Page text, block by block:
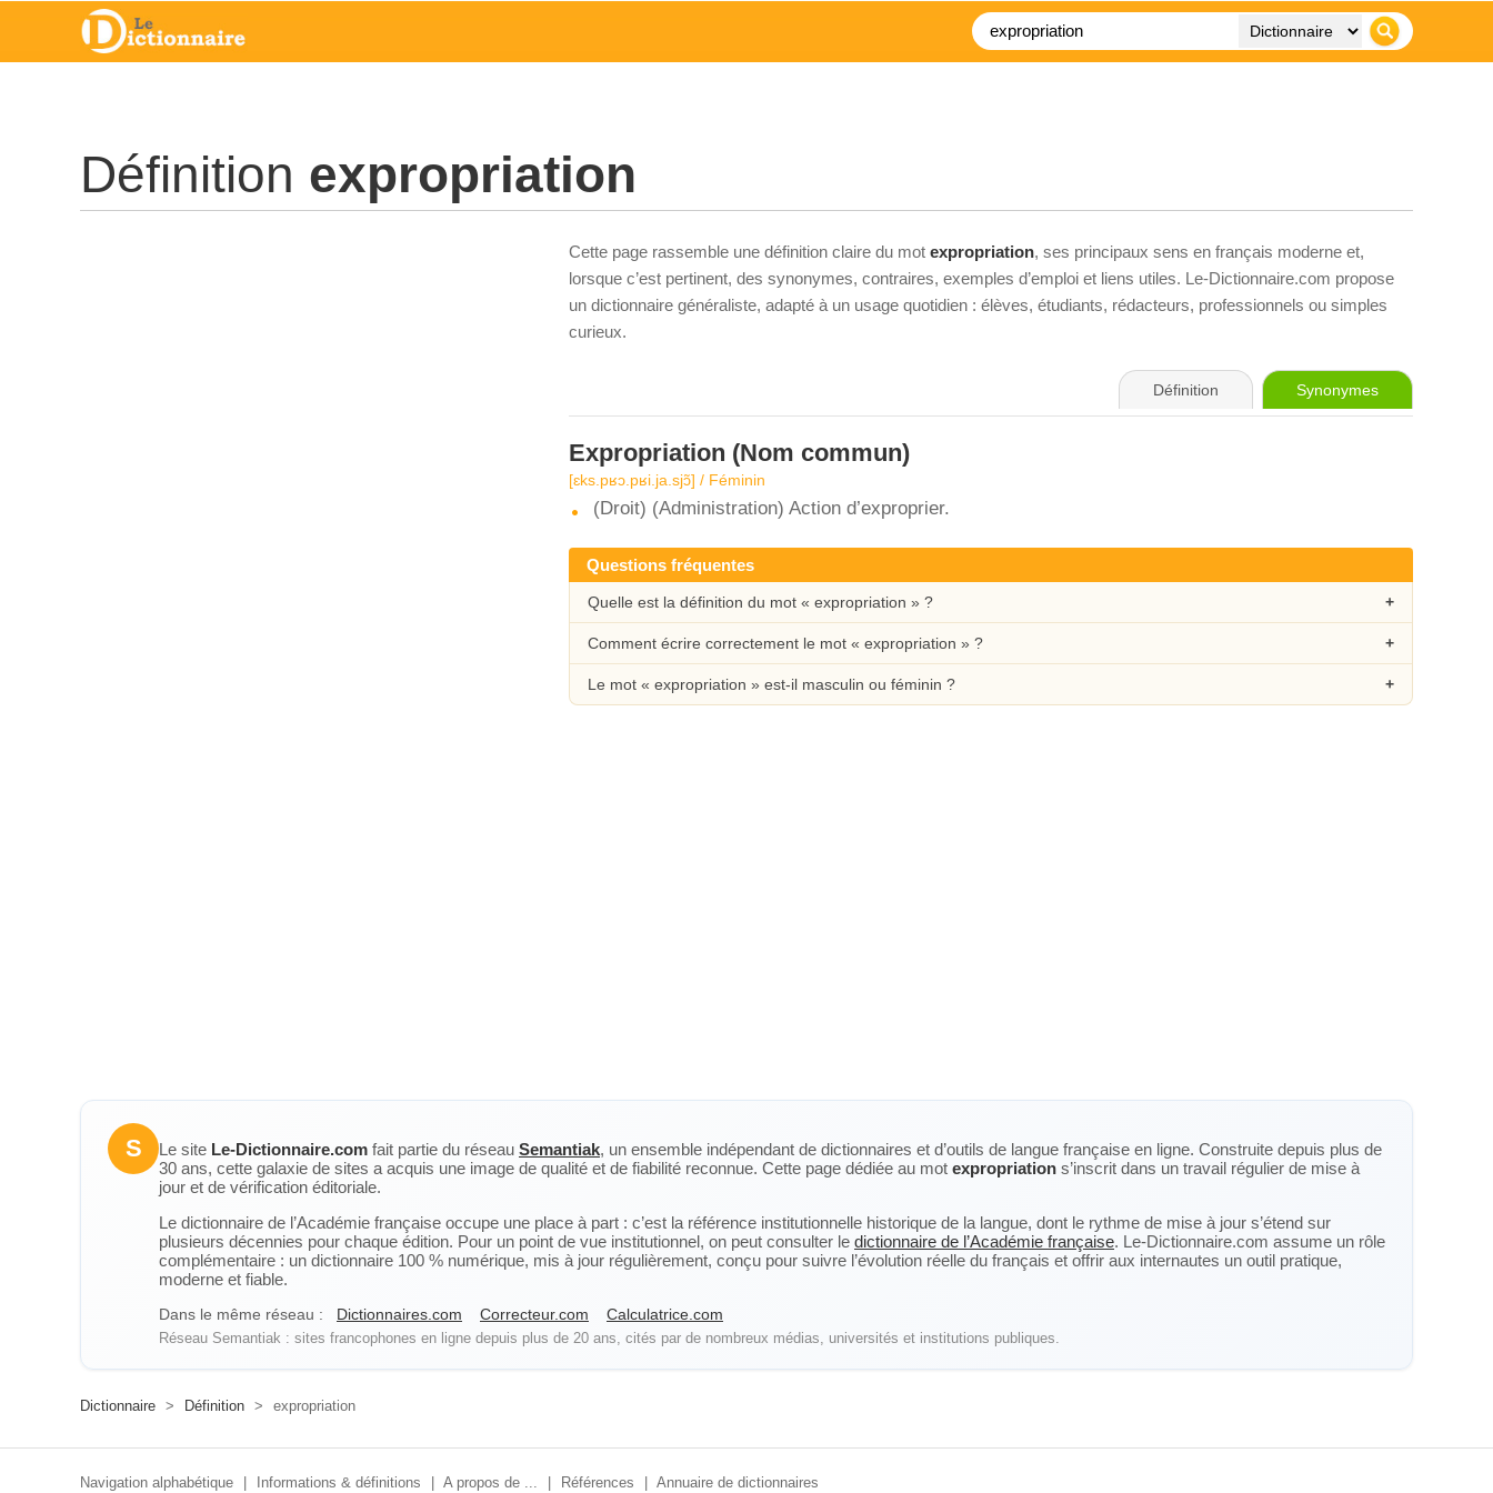
Définition expropriation
Cette page rassemble une définition claire du mot expropriation, ses principaux sens en français moderne et,
lorsque c’est pertinent, des synonymes, contraires, exemples d’emploi et liens utiles. Le-Dictionnaire.com propose
un dictionnaire généraliste, adapté à un usage quotidien : élèves, étudiants, rédacteurs, professionnels ou simples
curieux.
Définition Synonymes
Expropriation (Nom commun)
[ɛks.pʁɔ.pʁi.ja.sjɔ̃] / Féminin
(Droit) (Administration) Action d’exproprier.
Questions fréquentes
Quelle est la définition du mot « expropriation » ?
Comment écrire correctement le mot « expropriation » ?
Le mot « expropriation » est-il masculin ou féminin ?
S Le site Le-Dictionnaire.com fait partie du réseau Semantiak, un ensemble indépendant de dictionnaires et d’outils de langue française en ligne. Construite depuis plus de
30 ans, cette galaxie de sites a acquis une image de qualité et de fiabilité reconnue. Cette page dédiée au mot expropriation s’inscrit dans un travail régulier de mise à
jour et de vérification éditoriale.
Le dictionnaire de l’Académie française occupe une place à part : c’est la référence institutionnelle historique de la langue, dont le rythme de mise à jour s’étend sur
plusieurs décennies pour chaque édition. Pour un point de vue institutionnel, on peut consulter le dictionnaire de l’Académie française. Le-Dictionnaire.com assume un rôle
complémentaire : un dictionnaire 100 % numérique, mis à jour régulièrement, conçu pour suivre l’évolution réelle du français et offrir aux internautes un outil pratique,
moderne et fiable.
Dans le même réseau : Dictionnaires.com Correcteur.com Calculatrice.com
Réseau Semantiak : sites francophones en ligne depuis plus de 20 ans, cités par de nombreux médias, universités et institutions publiques.
Dictionnaire > Définition > expropriation
Navigation alphabétique Informations & définitions A propos de ... Références Annuaire de dictionnaires